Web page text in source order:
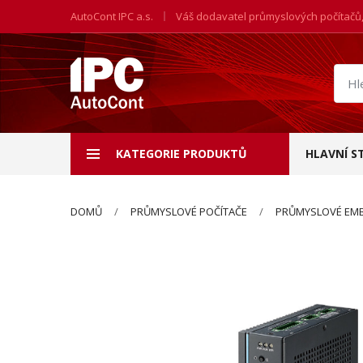
AutoCont IPC a.s. Váš dodavatel průmyslových
KATEGORIE PRODUKTŮ HLAVNÍ
DOMŮ PRŮMYSLOVÉ POČÍTAČE PRŮMYSLOVÉ